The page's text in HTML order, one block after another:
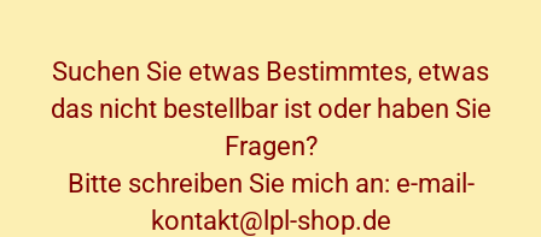
Suchen Sie etwas Bestimmtes, etwas
das nicht bestellbar ist oder haben Sie
Fragen?
Bitte schreiben Sie mich an: e-mail-
kontakt@lpl-shop.de